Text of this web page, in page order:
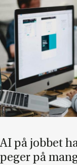
AI på job­bet
pe­ger på